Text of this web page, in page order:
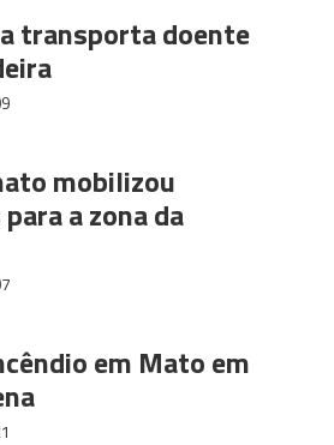
transporta doente
mobilizou
a zona da
em Mato em